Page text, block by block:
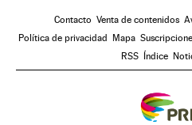
Contacto Venta de contenidos
Política de privacidad
Mapa
RSS
Índice